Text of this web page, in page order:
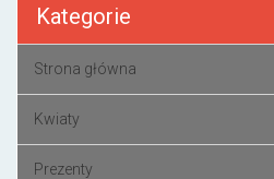
Kategorie
Strona główna
Kwiaty
Prezenty